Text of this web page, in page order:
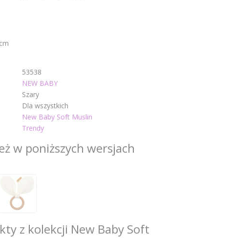
53538
NEW BABY
Szary
Dla wszystkich
New Baby Soft Muslin
Trendy
w poniższych wersjach
z kolekcji New Baby Soft